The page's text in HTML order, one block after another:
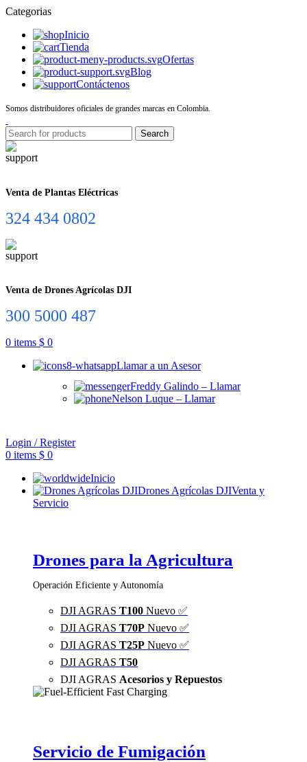
Categorias
Inicio
Tienda
Ofertas
Blog
Contáctenos
Somos distribuidores oficiales de grandes marcas en Colombia.
Search
Venta de Plantas Eléctricas
324 434 0802
Venta de Drones Agrícolas DJI
300 5000 487
0 items $ 0
Llamar a un Asesor
Freddy Galindo – Llamar
Nelson Luque – Llamar
Login / Register
0 items $ 0
Inicio
Drones Agrícolas DJIVenta y
Servicio
Drones para la Agricultura
Operación Eficiente y Autonomía
DJI AGRAS T100 Nuevo ✅
DJI AGRAS T70P Nuevo ✅
DJI AGRAS T25P Nuevo ✅
DJI AGRAS T50
DJI AGRAS Acesorios y Repuestos
Servicio de Fumigación